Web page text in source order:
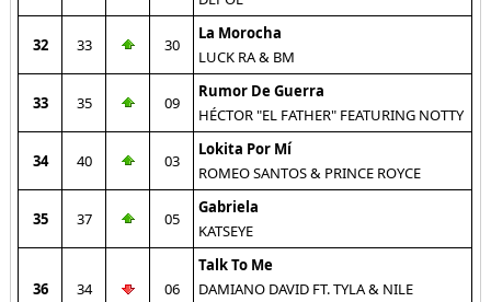
32 33 30
La Morocha
LUCK RA & BM
33 35 09
Rumor De Guerra
HÉCTOR "EL FATHER" FEATURING NOTTY
34 40 03
Lokita Por Mí
ROMEO SANTOS & PRINCE ROYCE
35 37 05
Gabriela
KATSEYE
36 34 06
Talk To Me
DAMIANO DAVID FT. TYLA & NILE